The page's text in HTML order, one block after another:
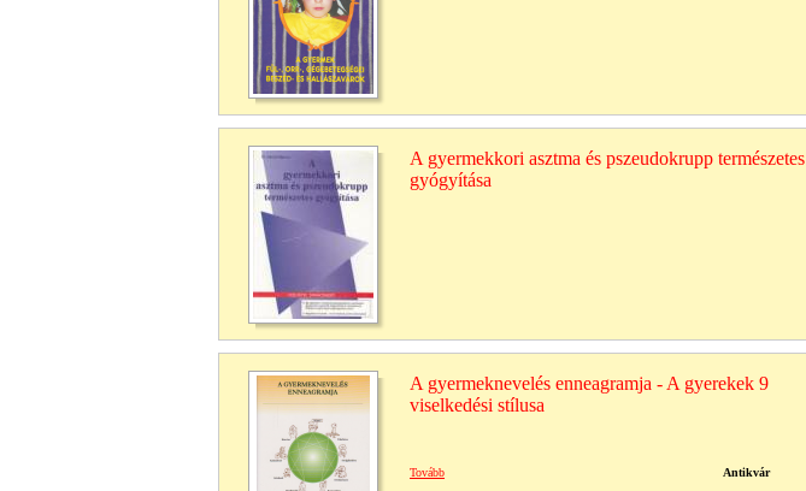
A gyermekkori asztma és pszeudokrupp természetes
gyógyítása
A gyermeknevelés enneagramja - A gyerekek 9
viselkedési stílusa
Tovább Antikvár